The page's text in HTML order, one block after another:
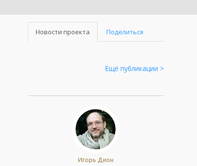
Новости проекта Поделиться
Ещё публикации >
Игорь Дион